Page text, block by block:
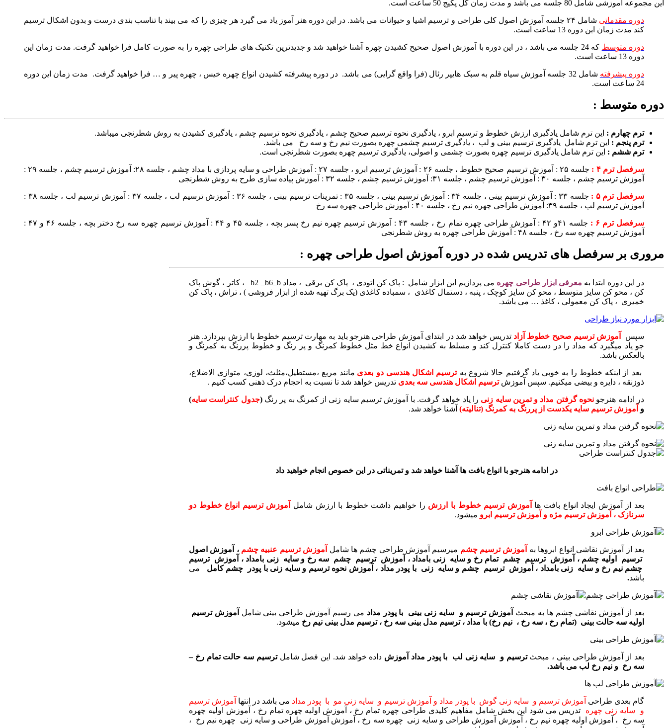
این مجموعه آموزشی شامل 80 جلسه می باشد و مدت زمان کل پکیج 50 ساعت است.
دوره مقدماتی
شامل ۲۴ جلسه آموزش اصول کلی طراحی و ترسیم اشیا و حیوانات می باشد. در این دوره هنر آموز یاد می گیرد هر چیزی را که می بیند با تناسب بندی درست و بدون اشکال ترسیم
کند مدت زمان این دوره 13 ساعت است.
دوره متوسط
که 24 جلسه می باشد ، در این دوره با آموزش اصول صحیح کشیدن چهره آشنا خواهید شد و جدیدترین تکنیک های طراحی چهره را به صورت کامل فرا خواهید گرفت. مدت زمان این
دوره 13 ساعت است.
دوره پیشرفته
شامل 32 جلسه آموزش سیاه قلم به سبک هایپر رئال (فرا واقع گرایی) می باشد. در دوره پیشرفته کشیدن انواع چهره خیس ، چهره پیر و … فرا خواهید گرفت. مدت زمان این دوره
24 ساعت است.
دوره متوسط :
ترم چهارم : این ترم شامل یادگیری ارزش خطوط و ترسیم ابرو ، یادگیری نحوه ترسیم صحیح چشم ، یادگیری نحوه ترسیم چشم ، یادگیری کشیدن به روش شطرنجی میباشد.
ترم پنجم : این ترم شامل یادگیری ترسیم بینی و لب ، یادگیری ترسیم چشمی چهره بصورت نیم رخ و سه رخ می باشد.
ترم ششم : این ترم شامل یادگیری ترسیم چهره بصورت چشمی و اصولی، یادگیری ترسیم چهره بصورت شطرنجی است.
سرفصل ترم ۴ :
جلسه ۲۵ : آموزش ترسیم صحیح خطوط ، جلسه ۲۶ : آموزش ترسیم ابرو ، جلسه ۲۷ : آموزش طراحی و سایه پردازی با مداد چشم ، جلسه ۲۸: آموزش ترسیم چشم ، جلسه ۲۹ :
آموزش ترسیم چشم ، جلسه ۳۰ : آموزش ترسیم چشم ، جلسه ۳۱: آموزش ترسیم چشم ، جلسه ۳۲ : آموزش پیاده سازی طرح به روش شطرنجی
سرفصل ترم ۵ :
جلسه ۳۳ : آموزش ترسیم بینی ، جلسه ۳۴ : آموزش ترسیم بینی ، جلسه ۳۵ : تمرینات ترسیم بینی ، جلسه ۳۶ : آموزش ترسیم لب ، جلسه ۳۷ : آموزش ترسیم لب ، جلسه ۳۸ :
آموزش ترسیم لب ، جلسه ۳۹: آموزش طراحی چهره نیم رخ ، جلسه ۴۰ : آموزش طراحی چهره سه رخ
سرفصل ترم ۶ :
جلسه ۴۱و ۴۲ : آموزش طراحی چهره تمام رخ ، جلسه ۴۳ : آموزش ترسیم چهره نیم رخ پسر بچه ، جلسه ۴۵ و ۴۴ : آموزش ترسیم چهره سه رخ دختر بچه ، جلسه ۴۶ و ۴۷ :
آموزش ترسیم چهره سه رخ ، جلسه ۴۸ : آموزش طراحی چهره به روش شطرنجی
مروری بر سرفصل های تدریس شده در دوره آموزش اصول طراحی چهره :
در این دوره ابتدا به معرفی ابزار طراحی چهره
می پردازیم این ابزار شامل : پاک کن اتودی ، پاک کن برقی ، مداد b2 _b6_b ، کاتر ، گوش پاک
کن ، محو کن سایز متوسط ، محو کن سایز کوچک ، پنبه ، دستمال کاغذی ، سمباده کاغذی (یک برگ تهیه شده از ابزار فروشی ) ، تراش ، پاک کن
خمیری ، پاک کن معمولی ، کاغذ … می باشد.
سپس آموزش ترسیم صحیح خطوط آزادتدریس خواهد شد در ابتدای آموزش طراحی هنرجو باید به مهارت ترسیم خطوط با ارزش بپردازد. هنر
جو یاد میگیرد که مداد را در دست کاملا کنترل کند و مسلط به کشیدن انواع خط مثل خطوط کمرنگ و پر رنگ و خطوط پررنگ به کمرنگ و
بالعکس باشد.
بعد از اینکه خطوط را به خوبی یاد گرفتیم حالا شروع بهترسیم اشکال هندسی دو بعدی مانند مربع ،مستطیل،مثلث، لوزی، متوازی الاضلاع،
ذوزنقه ، دایره و بیضی میکنیم‌. سپس آموزشترسیم اشکال هندسی سه بعدی تدریس خواهد شد تا نسبت به احجام درک ذهنی کسب کنیم .
در ادامه هنرجو نحوه گرفتن مداد و تمرین سایه زنی را یاد خواهد گرفت. با آموزش ترسیم سایه زنی از کمرنگ به پر رنگ (جدول کنتراست سایه)
و آموزش ترسیم سایه یکدست از پررنگ به کمرنگ (تنالیته) آشنا خواهد شد.
در ادامه هنرجو با انواع بافت ها آشنا خواهد شد و تمریناتی در این خصوص انجام خواهید داد
بعد از آموزش ایجاد انواع بافت ها آموزش ترسیم خطوط با ارزش را خواهیم داشت خطوط با ارزش شامل
آموزش ترسیم انواع خطوط دو
سرنازک ، آموزش ترسیم مژه و آموزش ترسیم ابرو میشود.
بعد از آموزش نقاشی انواع ابروها به آموزش ترسیم چشم میرسیم آموزش طراحی چشم ها شامل آموزش ترسیم عنبیه چشم ، آموزش اصول
ترسیم اولیه چشم ، آموزش ترسیم چشم تمام رخ و سایه زنی بامداد ، آموزش ترسیم چشم سه رخ و سایه زنی بامداد ، آموزش ترسیم
چشم نیم رخ و سایه زنی بامداد ، آموزش ترسیم چشم و سایه زنی با پودر مداد ، آموزش نحوه ترسیم و سایه زنی با پودر چشم کامل می
باشد.
بعد از آموزش نقاشی چشم ها به مبحث آموزش ترسیم و سایه زنی بینی با پودر مداد می رسیم آموزش طراحی بینی شامل
آموزش ترسیم
اولیه سه حالت بینی (تمام رخ ، سه رخ ، نیم رخ) با مداد ، ترسیم مدل بینی سه رخ ، ترسیم مدل بینی نیم رخ میشود.
بعد از آموزش طراحی بینی ، مبحثترسیم و سایه زنی لب با پودر مداد آموزش داده خواهد شد. این فصل شاملترسیم سه حالت تمام رخ –
سه رخ و ‌نیم رخ لب می باشد.
گام بعدی طراحی آموزش ترسیم و سایه زنی گوش با پودر مداد و آموزش ترسیم و سایه زنی مو با پودر مداد می باشد در انتها آموزش ترسیم
و سایه زنی چهره تدریس می شود این بخش شامل مفاهیم کلیدی طراحی چهره تمام رخ ، آموزش اولیه چهره تمام رخ ، آموزش اولیه چهره
سه رخ ، آموزش اولیه چهره نیم رخ ، آموزش آموزش طراحی و سایه زنی چهره سه رخ ، آموزش آموزش طراحی و سایه زنی چهره نیم رخ ،